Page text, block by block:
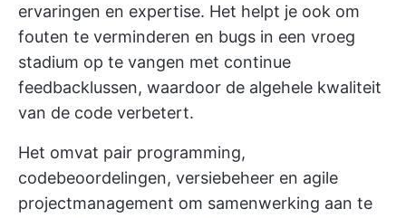
ervaringen en expertise. Het helpt je ook om
fouten te verminderen en bugs in een vroeg
stadium op te vangen met continue
feedbacklussen, waardoor de algehele kwaliteit
van de code verbetert.
Het omvat pair programming,
codebeoordelingen, versiebeheer en agile
projectmanagement om samenwerking aan te